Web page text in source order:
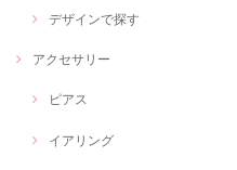
デザインで探す
アクセサリー
ピアス
イアリング